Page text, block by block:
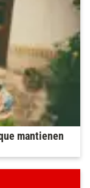
mantienen